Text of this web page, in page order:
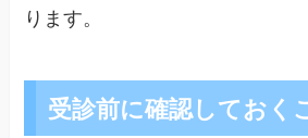
ります。
受診前に確認しておく